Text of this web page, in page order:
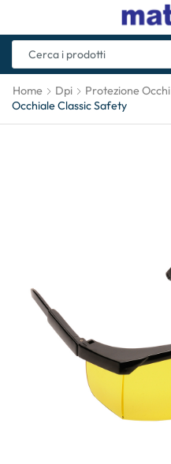
Home Dpi Protezione Occhi
Occhiale Classic Safety